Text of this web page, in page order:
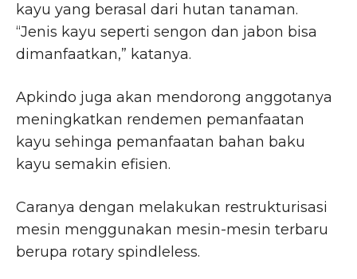
kayu yang berasal dari hutan tanaman.
“Jenis kayu seperti sengon dan jabon bisa
dimanfaatkan,” katanya.
Apkindo juga akan mendorong anggotanya
meningkatkan rendemen pemanfaatan
kayu sehinga pemanfaatan bahan baku
kayu semakin efisien.
Caranya dengan melakukan restrukturisasi
mesin menggunakan mesin-mesin terbaru
berupa rotary spindleless.